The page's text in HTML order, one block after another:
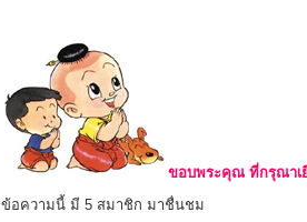
ขอบพระคุณ ที่กรุณาเ
ข้อความนี้ มี 5 สมาชิก มาชื่นชม